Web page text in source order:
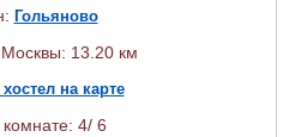
Гольяново
13.20 км
хостел на карте
4/ 6